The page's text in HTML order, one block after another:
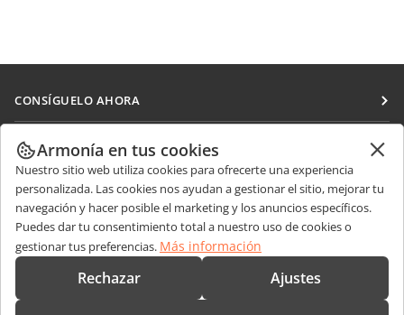
CONSÍGUELO AHORA
Docs
DocSpace
Workspace
Conectores
Aplicaciones de escritorio
Aplicaciones móviles
COLABORAR
Para colaboradores
Para traductores
Para influencers
Vacantes
RECIBIR NOTICIAS
Blog
OBTENER AYUDA
Foro
CONTÁCTENOS
Preguntas de ventas
sales@onlyoffice.com
Armonía en tus cookies
Nuestro sitio web utiliza cookies para ofrecerte una experiencia
personalizada. Las cookies nos ayudan a gestionar el sitio, mejorar tu
navegación y hacer posible el marketing y los anuncios específicos.
Puedes dar tu consentimiento total a nuestro uso de cookies o
gestionar tus preferencias. Más información
Rechazar Ajustes